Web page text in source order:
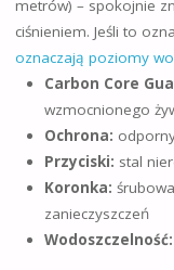
metrów) – spokojnie
ciśnieniem. Jeśli to
oznaczają poziomy
Carbon Core
wzmocnionego
Ochrona:
Przyciski: stal
Koronka:
zanieczyszczeń
Wodoszczelność: